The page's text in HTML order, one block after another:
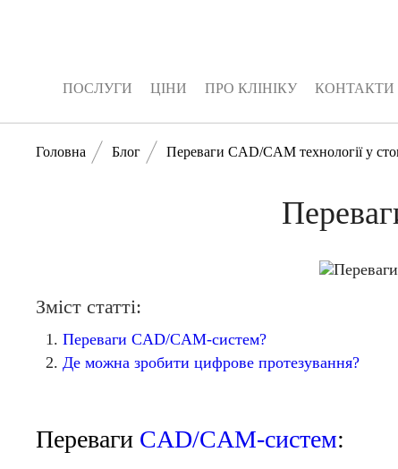
ПОСЛУГИ ЦІНИ ПРО КЛІНІКУ КОНТАКТИ
Головна Блог Переваги CAD/CAM технології у
Зміст статті:
Переваги CAD/CAM-систем?
Де можна зробити цифрове протезування?
Переваги CAD/CAM-систем: